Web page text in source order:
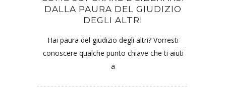
DALLA PAURA DEL GIUDIZIO
DEGLI ALTRI
Hai paura del giudizio degli altri? Vorresti
conoscere qualche punto chiave che ti aiuti
a